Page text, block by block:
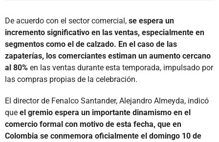
De acuerdo con el sector comercial, se espera un
incremento significativo en las ventas, especialmente en
segmentos como el de calzado. En el caso de las
zapaterías, los comerciantes estiman un aumento cercano
al 80% en las ventas durante esta temporada, impulsado por
las compras propias de la celebración.
El director de Fenalco Santander, Alejandro Almeyda, indicó
que el gremio espera un importante dinamismo en el
comercio formal con motivo de esta fecha, que en
Colombia se conmemora oficialmente el domingo 10 de